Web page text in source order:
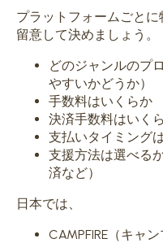
プラットフォームごと
留意して決めましょう。
どのジャンルのプ
やすいかどうか）
手数料はいくらか
決済手数料はいく
支払いタイミング
支援方法は選べる
済など）
日本では、
CAMPFIRE（キャ